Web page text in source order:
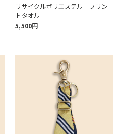
リサイクルポリエステル プリン
トタオル
5,500円